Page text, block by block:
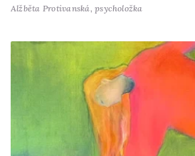
Alžběta Protivanská,psycholožka